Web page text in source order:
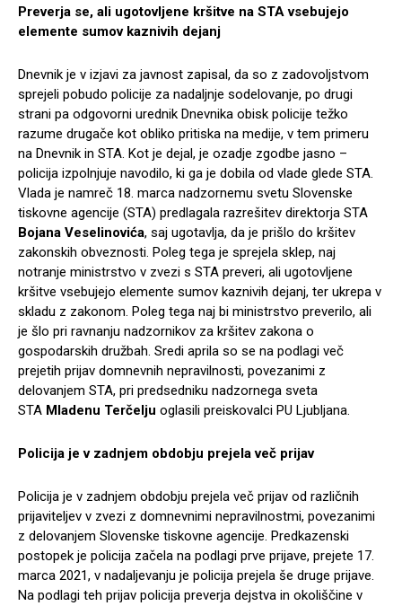
Preverja se, ali ugotovljene kršitve na STA vsebujejo
elemente sumov kaznivih dejanj
Dnevnik je v izjavi za javnost zapisal, da so z zadovoljstvom
sprejeli pobudo policije za nadaljnje sodelovanje, po drugi
strani pa odgovorni urednik Dnevnika obisk policije težko
razume drugače kot obliko pritiska na medije, v tem primeru
na Dnevnik in STA. Kot je dejal, je ozadje zgodbe jasno –
policija izpolnjuje navodilo, ki ga je dobila od vlade glede STA.
Vlada je namreč 18. marca nadzornemu svetu Slovenske
tiskovne agencije (STA) predlagala razrešitev direktorja STA
Bojana Veselinovića, saj ugotavlja, da je prišlo do kršitev
zakonskih obveznosti. Poleg tega je sprejela sklep, naj
notranje ministrstvo v zvezi s STA preveri, ali ugotovljene
kršitve vsebujejo elemente sumov kaznivih dejanj, ter ukrepa v
skladu z zakonom. Poleg tega naj bi ministrstvo preverilo, ali
je šlo pri ravnanju nadzornikov za kršitev zakona o
gospodarskih družbah. Sredi aprila so se na podlagi več
prejetih prijav domnevnih nepravilnosti, povezanimi z
delovanjem STA, pri predsedniku nadzornega sveta
STA Mladenu Terčelju oglasili preiskovalci PU Ljubljana.
Policija je v zadnjem obdobju prejela več prijav
Policija je v zadnjem obdobju prejela več prijav od različnih
prijaviteljev v zvezi z domnevnimi nepravilnostmi, povezanimi
z delovanjem Slovenske tiskovne agencije. Predkazenski
postopek je policija začela na podlagi prve prijave, prejete 17.
marca 2021, v nadaljevanju je policija prejela še druge prijave.
Na podlagi teh prijav policija preverja dejstva in okoliščine v